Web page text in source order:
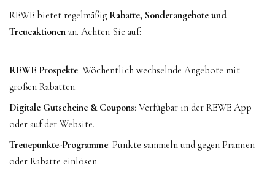
REWE bietet regelmäßig Rabatte, Sonderangebote und
Treueaktionen an. Achten Sie auf:
REWE Prospekte: Wöchentlich wechselnde Angebote mit
großen Rabatten.
Digitale Gutscheine & Coupons: Verfügbar in der REWE App
oder auf der Website.
Treuepunkte-Programme: Punkte sammeln und gegen Prämien
oder Rabatte einlösen.